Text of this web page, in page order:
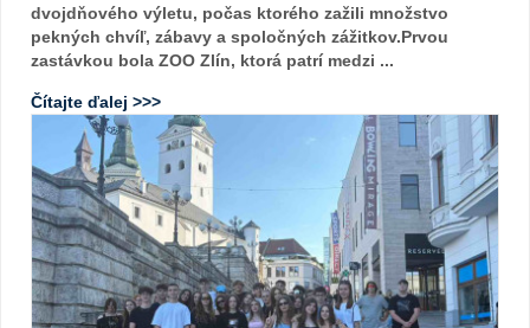
dvojdňového výletu, počas ktorého zažili množstvo
pekných chvíľ, zábavy a spoločných zážitkov.Prvou
zastávkou bola ZOO Zlín, ktorá patrí medzi ...
Čítajte ďalej >>>